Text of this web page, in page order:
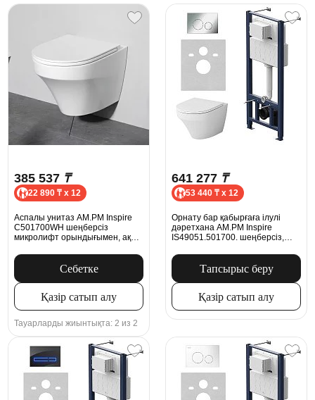
385 537 ₸
22 890 ₸ x 12
Аспалы унитаз AM.PM Inspire
C501700WH шеңберсіз
микролифт орындығымен, ақ
Себетке
Қазір сатып алу
Тауарларды жиынтықта: 2 из 2
641 277 ₸
53 440 ₸ x 12
Орнату бар қабырғаға ілулі
дәретхана AM.PM Inspire
IS49051.501700. шеңберсіз,
пневматикалық батырмасымен,
ақ түстіТапсырыс беру
Қазір сатып алу